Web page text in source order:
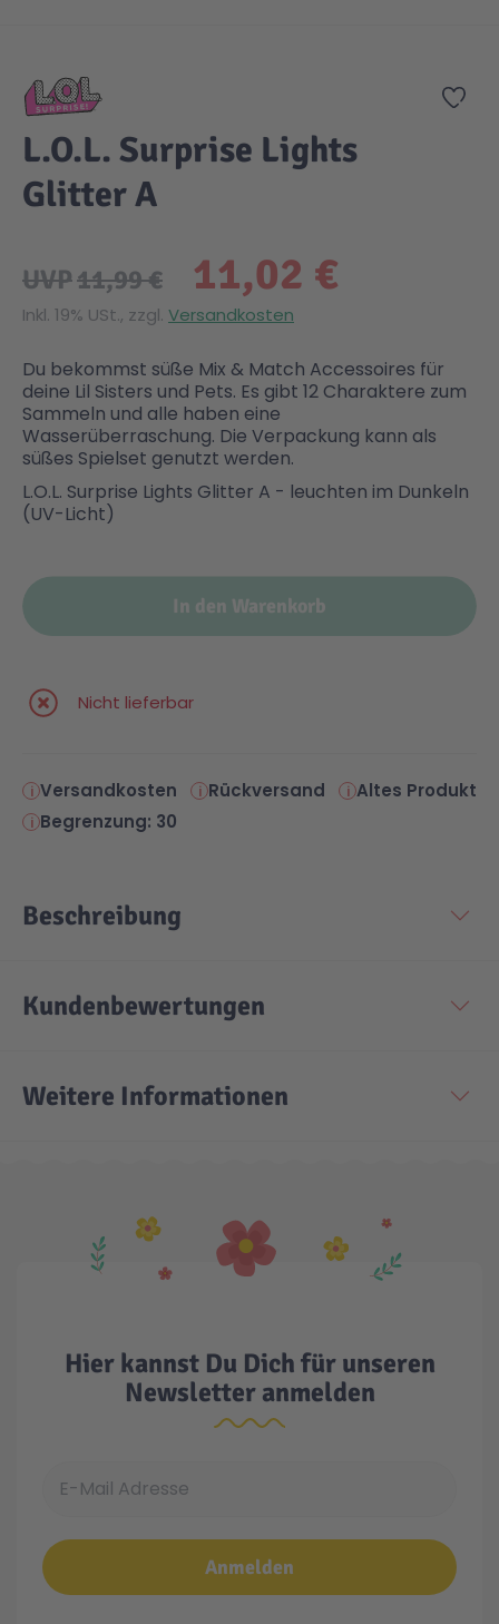
Sicherheit
Krimi / Thriller
Liebesromane
Sachbücher / Wissen
Kuscheltiere
Puppen & Puppenzubehör
Puzzle & Legespiele
Elektronische Spielwaren
Kreativ
DC Comics™ Super Heroes
Disney
DUPLO®
Jurassic World™
Harry Potter™
Minecraft™
Minifiguren
Speed Champions
Star Wars™
LEGO® Blumen
Country
Fairies
Family Fun
Fun Stars
Heroes
NOVELMORE
Sports Action
Wiltopia
Aktion
Zur
L.O.L. Surprise Lights
Glitter A
11,02 €
UVP11,99 €
Inkl. 19% USt., zzgl. Versandkosten
Du bekommst süße Mix & Match Accessoires für
deine Lil Sisters und Pets. Es gibt 12 Charaktere zum
Sammeln und alle haben eine
Wasserüberraschung. Die Verpackung kann als
süßes Spielset genutzt werden.
L.O.L. Surprise Lights Glitter A - leuchten im Dunkeln
(UV-Licht)
In den Warenkorb
Nicht lieferbar
Versandkosten Rückversand
Altes Produkt
Begrenzung: 30
Beschreibung
Kundenbewertungen
Weitere Informationen
Hier kannst Du Dich für unseren
Newsletter anmelden
Anmelden